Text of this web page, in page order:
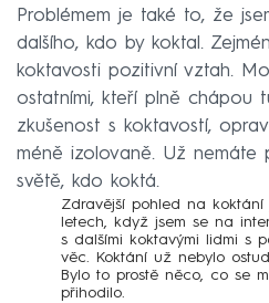
Problémem je také to, že
dalšího, kdo by koktal.
koktavosti pozitivní vztah.
ostatními, kteří plně chápou
zkušenost s koktavostí,
méně izolovaně. Už nemáte
světě, kdo koktá.
Zdravější pohled na koktání
letech, když jsem se na
s dalšími koktavými lidmi s
věc. Koktání už nebylo
Bylo to prostě něco, co se
přihodilo.